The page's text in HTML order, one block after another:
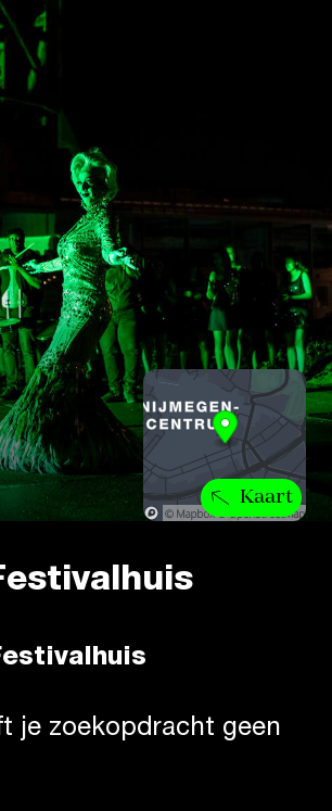
Kaart
je zoekopdracht geen